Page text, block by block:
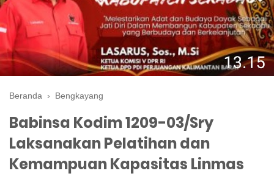
Beranda › Bengkayang
Babinsa Kodim 1209-03/Sry
Laksanakan Pelatihan dan
Kemampuan Kapasitas Linmas